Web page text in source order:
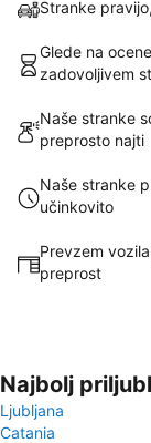
Stranke
Glede na
zadovoljivem
Naše stranke
preprosto najti
Naše stranke
učinkovito
Prevzem
preprost
Najbolj
Ljubljana
Catania